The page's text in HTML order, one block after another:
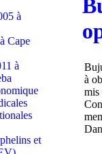
à
Cape
à
et
à
mis